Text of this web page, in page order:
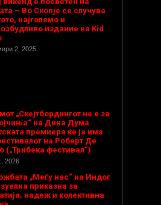
– Во Скопје се случува
најголемо и
издание на Kid
2, 2025
„Скејтбордингот не е за
на Дина Дума
премиера ќе ја има
на Роберт Де
(„Трибека фестивал“)
2026
„Меѓу нас“ на Индог
приказна за
надеж и колективна